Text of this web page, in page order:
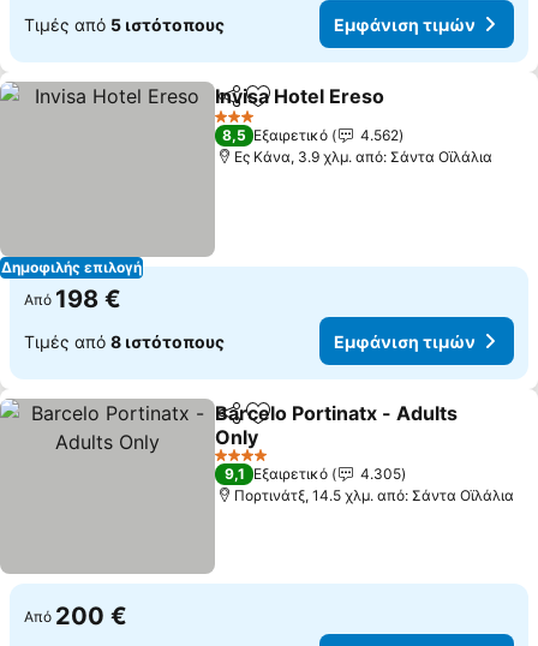
Τιμές από 5 ιστότοπους Εμφάνιση τιμών
Δημοφιλής επιλογή
Κοινοποίηση
Προσθήκη στα αγαπημένα
Invisa Hotel Ereso
3 Αστέρια
8,5 Εξαιρετικό
4.562
Ες Κάνα, 3.9 χλμ. από: Σάντα Οϊλάλια
Από 198 €
Τιμές από 8 ιστότοπους Εμφάνιση τιμών
Κοινοποίηση
Προσθήκη στα αγαπημένα
Barcelo Portinatx - Adults
Only
4 Αστέρια
9,1 Εξαιρετικό
4.305
Πορτινάτξ, 14.5 χλμ. από: Σάντα Οϊλάλια
Από 200 €